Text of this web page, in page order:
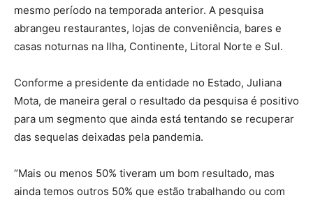
mesmo período na temporada anterior. A pesquisa
abrangeu restaurantes, lojas de conveniência, bares e
casas noturnas na Ilha, Continente, Litoral Norte e Sul.
Conforme a presidente da entidade no Estado, Juliana
Mota, de maneira geral o resultado da pesquisa é positivo
para um segmento que ainda está tentando se recuperar
das sequelas deixadas pela pandemia.
“Mais ou menos 50% tiveram um bom resultado, mas
ainda temos outros 50% que estão trabalhando ou com